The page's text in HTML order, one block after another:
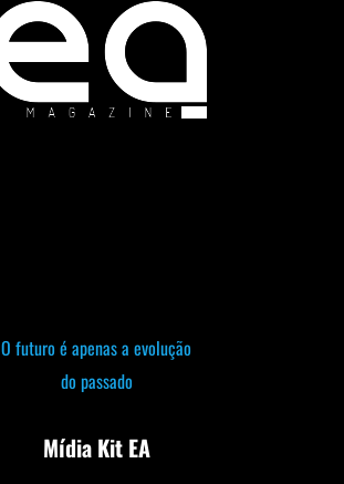
O futuro é apenas a evolução
do passado
Mídia Kit EA